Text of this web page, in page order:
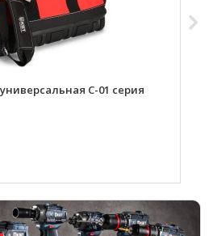
С-01 серия